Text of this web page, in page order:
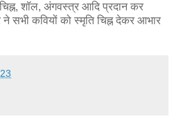
शॉल, अंगवस्त्र आदि प्रदान कर
ने सभी कवियों को स्मृति चिह्न देकर आभार